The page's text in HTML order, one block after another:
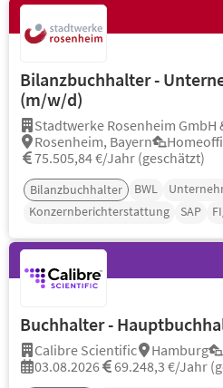
Bilanzbuchhalter -
(m/w/d)
Stadtwerke Rosenheim GmbH
Rosenheim, Bayern
75.505,84 €/Jahr (geschätzt)
Bilanzbuchhalter BWL
Konzernberichterstattung
SAP
Buchhalter -
Calibre Scientific Hamburg
03.08.2026
69.248,3 €/Jahr